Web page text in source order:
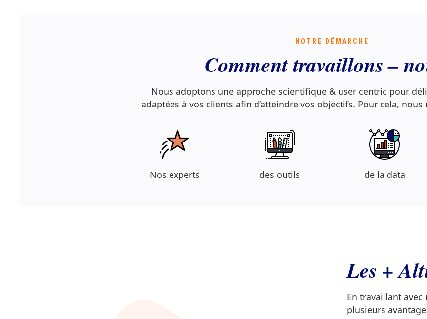
NOTRE DÉMARCHE
Comment travaillons –
Nous adoptons une approche scientifique & user centric pour
adaptées à vos clients afin d’atteindre vos objectifs. Pour cela,
Nos experts des outils de la data
Les +
En travaillant avec
plusieurs